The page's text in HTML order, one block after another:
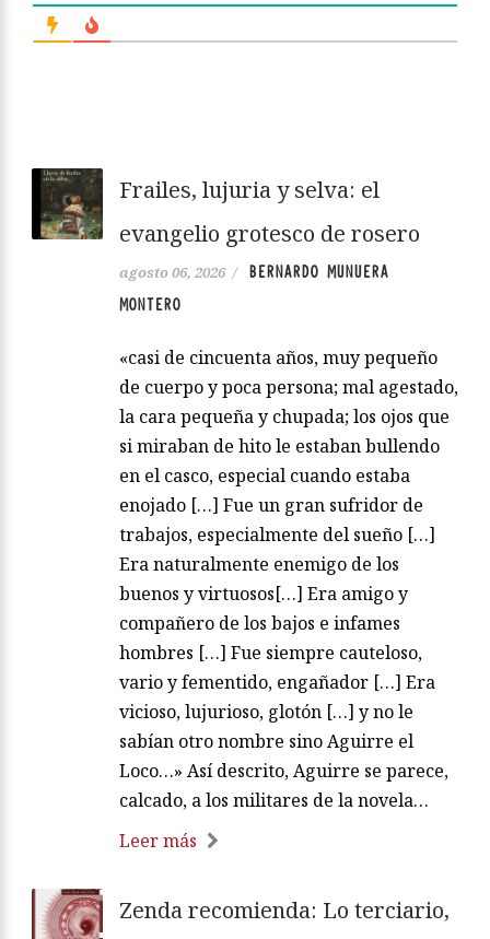
Frailes, lujuria y selva: el
evangelio grotesco de rosero
agosto 06, 2026 /
BERNARDO MUNUERA
MONTERO
«casi de cincuenta años, muy pequeño
de cuerpo y poca persona; mal agestado,
la cara pequeña y chupada; los ojos que
si miraban de hito le estaban bullendo
en el casco, especial cuando estaba
enojado […] Fue un gran sufridor de
trabajos, especialmente del sueño […]
Era naturalmente enemigo de los
buenos y virtuosos[…] Era amigo y
compañero de los bajos e infames
hombres […] Fue siempre cauteloso,
vario y fementido, engañador […] Era
vicioso, lujurioso, glotón […] y no le
sabían otro nombre sino Aguirre el
Loco…» Así descrito, Aguirre se parece,
calcado, a los militares de la novela…
Leer más
Zenda recomienda: Lo terciario,